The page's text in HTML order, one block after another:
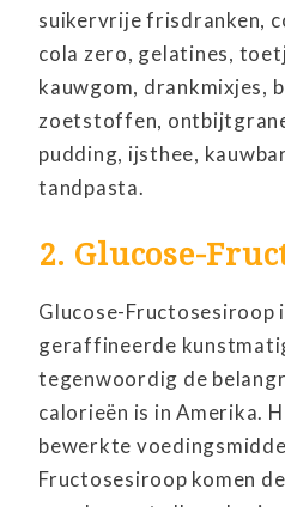
suikervrije frisdranken,
cola zero, gelatines,
kauwgom, drankmixjes,
zoetstoffen,
pudding, ijsthee,
tandpasta.
2. Glucose-
Glucose-Fructosesiroop
geraffineerde
tegenwoordig de
calorieën is in Amerika.
bewerkte
Fructosesiroop komen